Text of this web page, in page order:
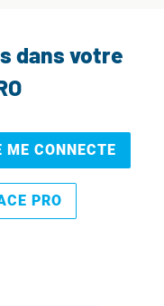
dans votre
CONNECTE
PRO